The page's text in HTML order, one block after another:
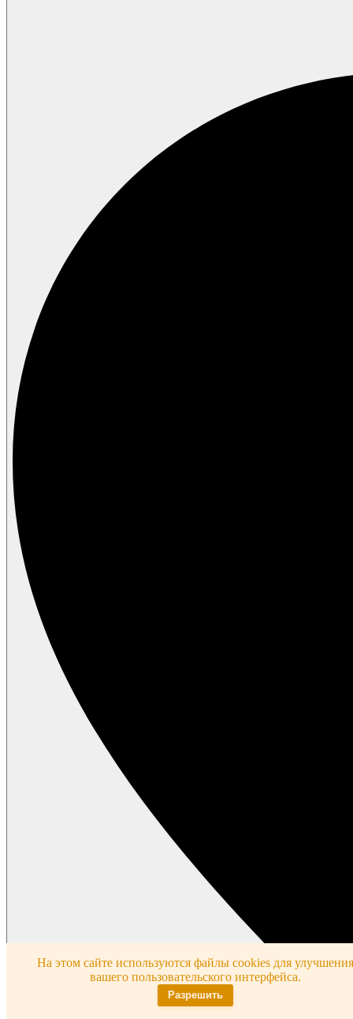
На этом сайте используются файлы cookies для улучшения
вашего пользовательского интерфейса.
Разрешить